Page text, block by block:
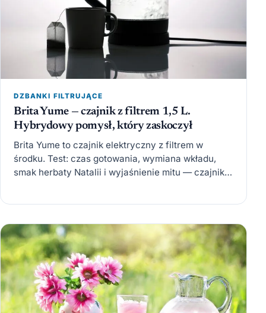
DZBANKI FILTRUJĄCE
Brita Yume — czajnik z filtrem 1,5 L.
Hybrydowy pomysł, który zaskoczył
Brita Yume to czajnik elektryczny z filtrem w
środku. Test: czas gotowania, wymiana wkładu,
smak herbaty Natalii i wyjaśnienie mitu — czajnik